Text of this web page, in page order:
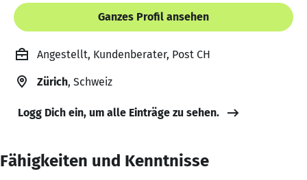
Ganzes Profil ansehen
Angestellt, Kundenberater, Post CH
Zürich, Schweiz
Logg Dich ein, um alle Einträge zu sehen.
Fähigkeiten und Kenntnisse